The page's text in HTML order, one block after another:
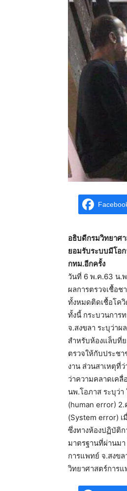
อธิบดีกรมวิทยาศ
ยอมรับระบบมีโอก
กทม.อีกครั้ง
วันที่ 6 พ.ค.63 น.
ผลการตรวจเชื้อ
ทั้งหมดติดเชื้อโค
ทั้งนี้ กระบวนการ
จ.สงขลา ระบุว่า
สำหรับห้องแล็บที่
ตรวจให้กับประช
งาน ส่วนสาเหตุที่
ว่าความคลาดเค
นพ.โอภาส ระบุว่
(human error)
(System error)
ซึ่งทางห้องปฏิบัติ
มาตรฐานที่ผ่านม
การแพทย์ จ.สงข
วิทยาศาสตร์การ